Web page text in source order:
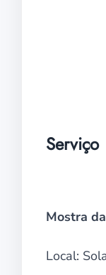
Serviço
Mostra
Local: